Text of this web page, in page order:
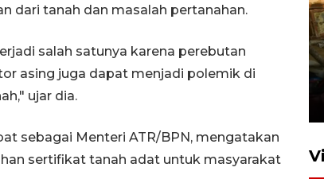
dari tanah dan masalah pertanahan.
salah satunya karena perebutan
asing juga dapat menjadi polemik di
ujar dia.
sebagai Menteri ATR/BPN, mengatakan
sertifikat tanah adat untuk masyarakat
Foto: Lokasi ledakan bom
rakitan di Padang
15 Juli 2026 14:05